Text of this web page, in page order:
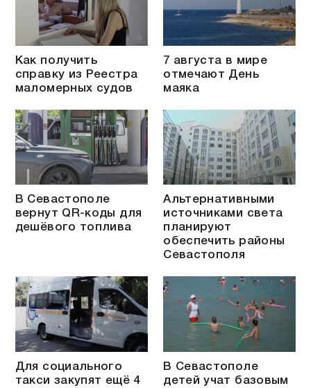
Как получить
справку из Реестра
маломерных судов
7 августа в мире
отмечают День
маяка
В Севастополе
вернут QR-коды для
дешёвого топлива
Альтернативными
источниками света
планируют
обеспечить районы
Севастополя
Для социального
такси закупят ещё 4
В Севастополе
детей учат базовым